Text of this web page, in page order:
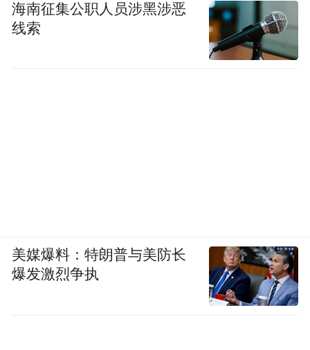
海南征集公职人员涉黑涉恶
线索
美媒爆料：特朗普与美防长
爆发激烈争执